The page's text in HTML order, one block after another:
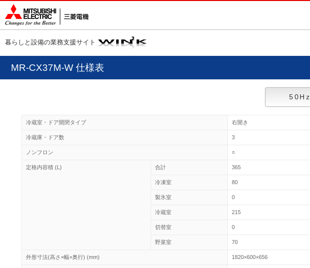
暮らしと設備の業務支援サイト
MR-CX37M-W 仕様表
50Hz
冷蔵室・ドア開閉タイプ 右開き
冷蔵庫・ドア数 3
ノンフロン ○
定格内容積 (L) 合計 365
冷凍室 80
製氷室 0
冷蔵室 215
切替室 0
野菜室 70
外形寸法(高さ×幅×奥行) (mm) 1820×600×656